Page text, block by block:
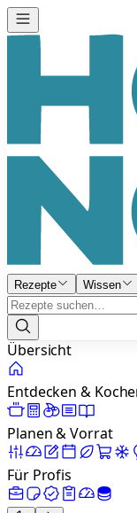
Rezepte Wissen
Übersicht
Entdecken &
Planen & Vorrat
Für Profis